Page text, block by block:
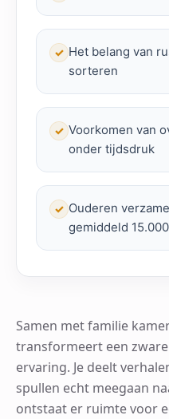
✓ Het belang van
sorteren
✓ Voorkomen van
onder tijdsdruk
✓ Ouderen
gemiddeld
Samen met familie
transformeert een
ervaring. Je deelt
spullen echt meegaan
ontstaat er ruimte voor